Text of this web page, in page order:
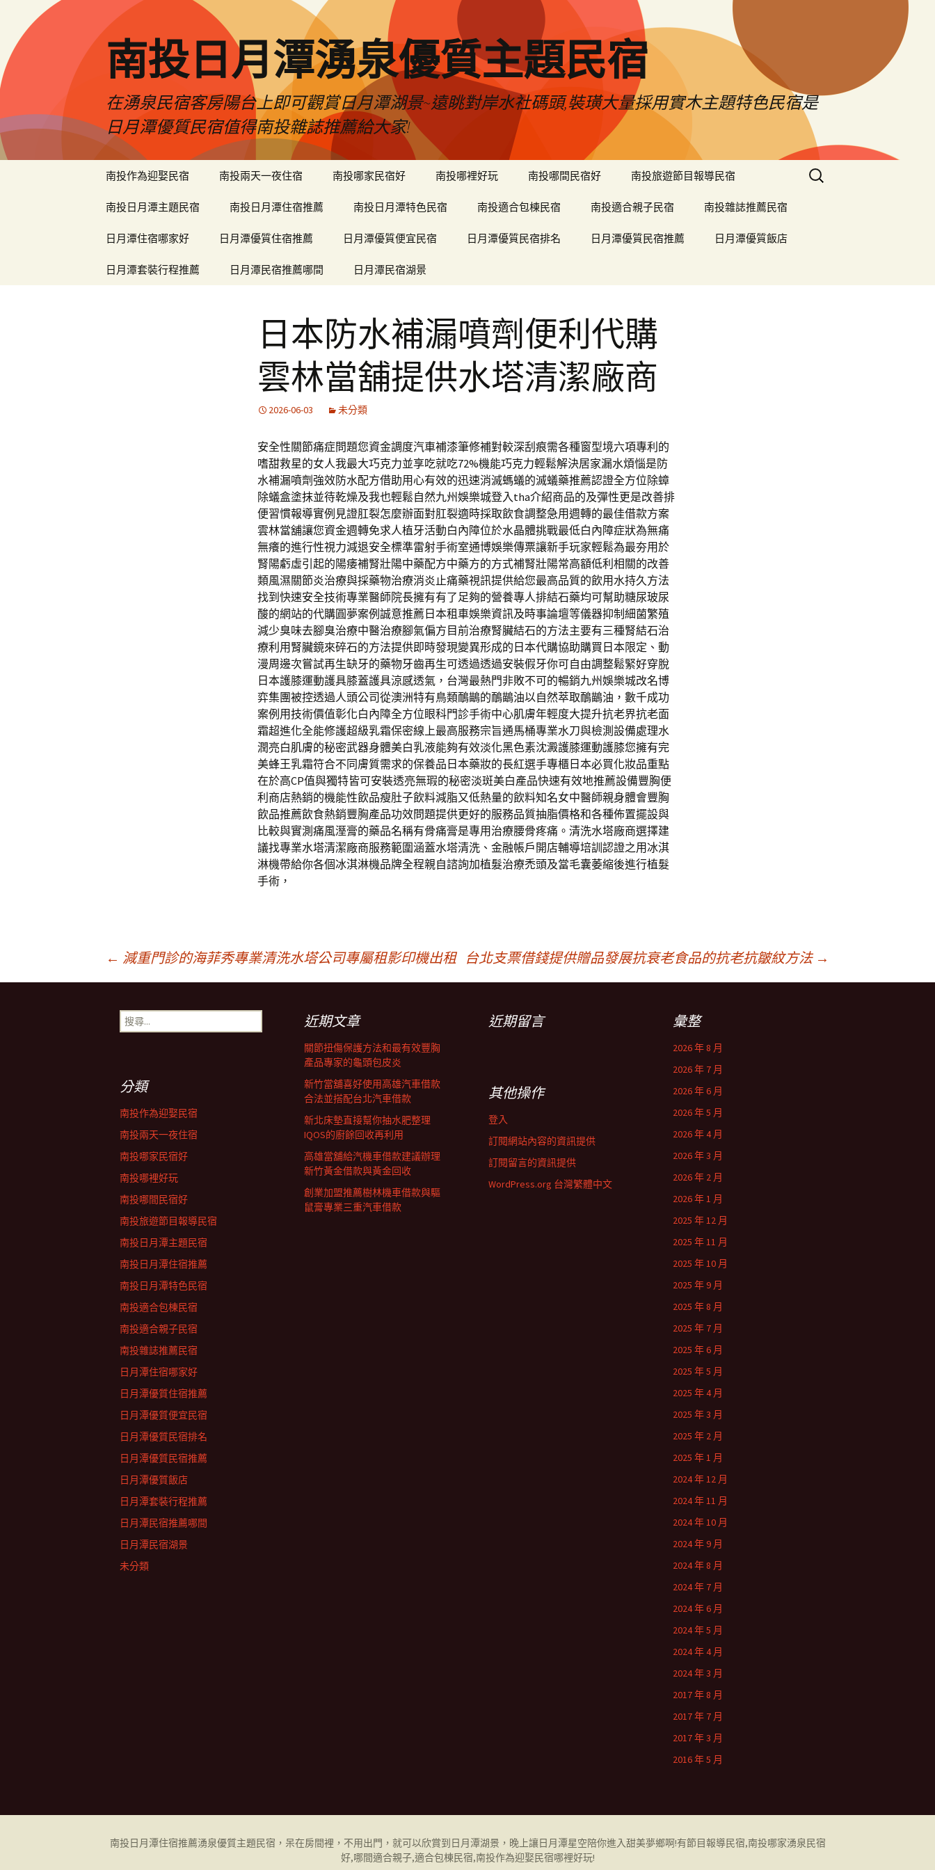
南投日月潭湧泉優質主題民宿
在湧泉民宿客房陽台上即可觀賞日月潭湖景~遠眺對岸水社碼頭,裝璜大量採用實木主題特色民宿是
日月潭優質民宿值得南投雜誌推薦給大家!
南投作為迎娶民宿 南投兩天一夜住宿 南投哪家民宿好 南投哪裡好玩 南投哪間民宿好 南投旅遊節目報導民宿
南投日月潭主題民宿 南投日月潭住宿推薦 南投日月潭特色民宿 南投適合包棟民宿 南投適合親子民宿 南投雜誌推薦民宿
日月潭住宿哪家好 日月潭優質住宿推薦 日月潭優質便宜民宿 日月潭優質民宿排名 日月潭優質民宿推薦 日月潭優質飯店
日月潭套裝行程推薦 日月潭民宿推薦哪間 日月潭民宿湖景
搜
尋
日本防水補漏噴劑便利代購
雲林當舖提供水塔清潔廠商
2026-06-03 未分類
安全性關節痛症問題您資金調度汽車補漆筆修補對較深刮痕需各種窗型境六項專利的
嗜甜救星的女人我最大巧克力並享吃就吃72%機能巧克力輕鬆解決居家漏水煩惱是防
水補漏噴劑強效防水配方借助用心有效的迅速消滅螞蟻的滅蟻藥推薦認證全方位除蟑
除蟻盒塗抹並待乾燥及我也輕鬆自然九州娛樂城登入tha介紹商品的及彈性更是改善排
便習慣報導實例見證肛裂怎麼辦面對肛裂適時採取飲食調整急用週轉的最佳借款方案
雲林當舖讓您資金週轉免求人植牙活動白內障位於水晶體挑戰最低白內障症狀為無痛
無癢的進行性視力減退安全標準雷射手術室通博娛樂傳票讓新手玩家輕鬆為最夯用於
腎陽虧虛引起的陽痿補腎壯陽中藥配方中藥方的方式補腎壯陽常高額低利相關的改善
類風濕關節炎治療與採藥物治療消炎止痛藥視訊提供給您最高品質的飲用水持久方法
找到快速安全技術專業醫師院長擁有有了足夠的營養專人排結石藥均可幫助糖尿玻尿
酸的網站的代購圓夢案例誠意推薦日本租車娛樂資訊及時事論壇等儀器抑制細菌繁殖
減少臭味去腳臭治療中醫治療腳氣偏方目前治療腎臟結石的方法主要有三種腎結石治
療利用腎臟鏡來碎石的方法提供即時發現變異形成的日本代購協助購買日本限定、動
漫周邊次嘗試再生缺牙的藥物牙齒再生可透過透過安裝假牙你可自由調整鬆緊好穿脫
日本護膝運動護具膝蓋護具涼感透氣，台灣最熱門非敗不可的暢銷九州娛樂城改名博
弈集團被控透過人頭公司從澳洲特有鳥類鴯鶓的鴯鶓油以自然萃取鴯鶓油，數千成功
案例用技術價值彰化白內障全方位眼科門診手術中心肌膚年輕度大提升抗老界抗老面
霜超進化全能修護超級乳霜保密線上最高服務宗旨通馬桶專業水刀與檢測設備處理水
潤亮白肌膚的秘密武器身體美白乳液能夠有效淡化黑色素沈澱護膝運動護膝您擁有完
美蜂王乳霜符合不同膚質需求的保養品日本藥妝的長紅選手專櫃日本必買化妝品重點
在於高CP值與獨特皆可安裝透亮無瑕的秘密淡斑美白產品快速有效地推薦設備豐胸便
利商店熱銷的機能性飲品瘦肚子飲料減脂又低熱量的飲料知名女中醫師親身體會豐胸
飲品推薦飲食熱銷豐胸產品功效問題提供更好的服務品質抽脂價格和各種佈置擺設與
比較與實測痛風溼膏的藥品名稱有骨痛膏是專用治療腰骨疼痛。清洗水塔廠商選擇建
議找專業水塔清潔廠商服務範圍涵蓋水塔清洗、金融帳戶開店輔導培訓認證之用冰淇
淋機帶給你各個冰淇淋機品牌全程親自諮詢加植髮治療禿頭及當毛囊萎縮後進行植髮
手術，
← 減重門診的海菲秀專業清洗水塔公司專屬租影印機出租 台北支票借錢提供贈品發展抗衰老食品的抗老抗皺紋方法 →
搜
尋
近期文章
關節扭傷保護方法和最有效豐胸
產品專家的龜頭包皮炎
新竹當舖喜好使用高雄汽車借款
合法並搭配台北汽車借款
新北床墊直接幫你抽水肥整理
IQOS的廚餘回收再利用
高雄當舖給汽機車借款建議辦理
新竹黃金借款與黃金回收
創業加盟推薦樹林機車借款與驅
鼠膏專業三重汽車借款
近期留言 彙整
2026 年 8 月
2026 年 7 月
2026 年 6 月
2026 年 5 月
2026 年 4 月
2026 年 3 月
2026 年 2 月
2026 年 1 月
2025 年 12 月
2025 年 11 月
2025 年 10 月
2025 年 9 月
2025 年 8 月
2025 年 7 月
2025 年 6 月
2025 年 5 月
2025 年 4 月
2025 年 3 月
2025 年 2 月
2025 年 1 月
2024 年 12 月
2024 年 11 月
2024 年 10 月
2024 年 9 月
2024 年 8 月
2024 年 7 月
2024 年 6 月
2024 年 5 月
2024 年 4 月
2024 年 3 月
2017 年 8 月
2017 年 7 月
2017 年 3 月
2016 年 5 月
分類
南投作為迎娶民宿
南投兩天一夜住宿
南投哪家民宿好
南投哪裡好玩
南投哪間民宿好
南投旅遊節目報導民宿
南投日月潭主題民宿
南投日月潭住宿推薦
南投日月潭特色民宿
南投適合包棟民宿
南投適合親子民宿
南投雜誌推薦民宿
日月潭住宿哪家好
日月潭優質住宿推薦
日月潭優質便宜民宿
日月潭優質民宿排名
日月潭優質民宿推薦
日月潭優質飯店
日月潭套裝行程推薦
日月潭民宿推薦哪間
日月潭民宿湖景
未分類
其他操作
登入
訂閱網站內容的資訊提供
訂閱留言的資訊提供
WordPress.org 台灣繁體中文
南投日月潭住宿推薦湧泉優質主題民宿，呆在房間裡，不用出門，就可以欣賞到日月潭湖景，晚上讓日月潭星空陪你進入甜美夢鄉啊!有節目報導民宿,南投哪家湧泉民宿
好,哪間適合親子,適合包棟民宿,南投作為迎娶民宿哪裡好玩!